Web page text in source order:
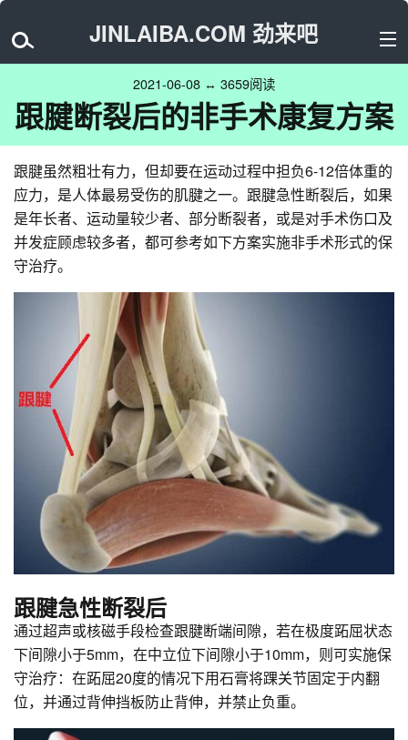
JINLAIBA.COM 劲来吧
2021-06-08 ↔ 3659阅读
跟腱断裂后的非手术康复方案
跟腱虽然粗壮有力，但却要在运动过程中担负6-12倍体重的
应力，是人体最易受伤的肌腱之一。跟腱急性断裂后，如果
是年长者、运动量较少者、部分断裂者，或是对手术伤口及
并发症顾虑较多者，都可参考如下方案实施非手术形式的保
守治疗。
跟腱急性断裂后
通过超声或核磁手段检查跟腱断端间隙，若在极度跖屈状态
下间隙小于5mm，在中立位下间隙小于10mm，则可实施保
守治疗：在跖屈20度的情况下用石膏将踝关节固定于内翻
位，并通过背伸挡板防止背伸，并禁止负重。